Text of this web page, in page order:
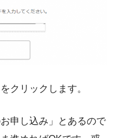
クリックします。
申し込み」とあるので